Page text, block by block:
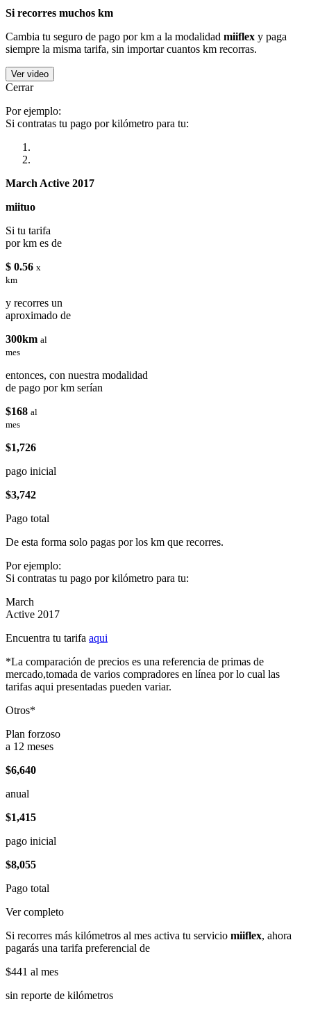
Si recorres muchos km
Cambia tu seguro de pago por km a la modalidad miiflex y paga
siempre la misma tarifa, sin importar cuantos km recorras.
Ver video
Cerrar
Por ejemplo:
Si contratas tu pago por kilómetro para tu:
March Active 2017
miituo
Si tu tarifa
por km es de
$ 0.56 x
km
y recorres un
aproximado de
300km al
mes
entonces, con nuestra modalidad
de pago por km serían
$168 al
mes
$1,726
pago inicial
$3,742
Pago total
De esta forma solo pagas por los km que recorres.
Por ejemplo:
Si contratas tu pago por kilómetro para tu:
March
Active 2017
Encuentra tu tarifa aqui
*La comparación de precios es una referencia de primas de
mercado,tomada de varios compradores en línea por lo cual las
tarifas aqui presentadas pueden variar.
Otros*
Plan forzoso
a 12 meses
$6,640
anual
$1,415
pago inicial
$8,055
Pago total
Ver completo
Si recorres más kilómetros al mes activa tu servicio miiflex, ahora
pagarás una tarifa preferencial de
$441 al mes
sin reporte de kilómetros